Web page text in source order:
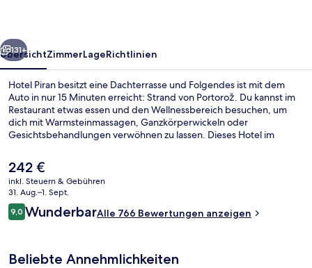
Weiter
131+
ÜbersichtZimmerLageRichtlinien
Hotel Piran besitzt eine Dachterrasse und Folgendes ist mit dem
Auto in nur 15 Minuten erreicht: Strand von Portorož. Du kannst im
Restaurant etwas essen und den Wellnessbereich besuchen, um
dich mit Warmsteinmassagen, Ganzkörperwickeln oder
Gesichtsbehandlungen verwöhnen zu lassen. Dieses Hotel im
Reisende mögen das hilfsbereite Personal und den allgemeinen
Zustand der Unterkunft.
Der
aktuelle
Preis
beträgt
242 €.
242 €
inkl. Steuern & Gebühren
31. Aug.–1. Sept.
Bewertungen
9,09,0 von 10.
WunderbarAlle 766 Bewertungen anzeigen
Beliebte Annehmlichkeiten